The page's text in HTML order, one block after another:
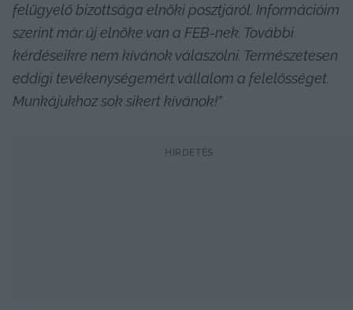
felügyelő bizottsága elnöki posztjáról. Információim
szerint már új elnöke van a FEB-nek. További
kérdéseikre nem kívánok válaszolni. Természetesen
eddigi tevékenységemért vállalom a felelősséget.
Munkájukhoz sok sikert kívánok!”
HIRDETÉS